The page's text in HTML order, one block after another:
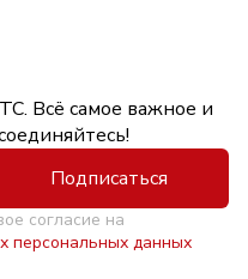
Всё самое важное и
Подписаться
согласие на
персональных данных